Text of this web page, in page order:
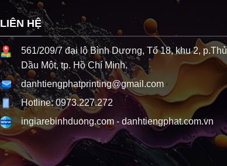
LIÊN HỆ
561/209/7 đại lộ Bình Dương, Tổ 18, khu 2, p.Thủ
Dầu Một, tp. Hồ Chí Minh.
danhtiengphatprinting@gmail.com
Hotline: 0973.227.272
ingiarebinhduong.com -danhtiengphat.com.vn